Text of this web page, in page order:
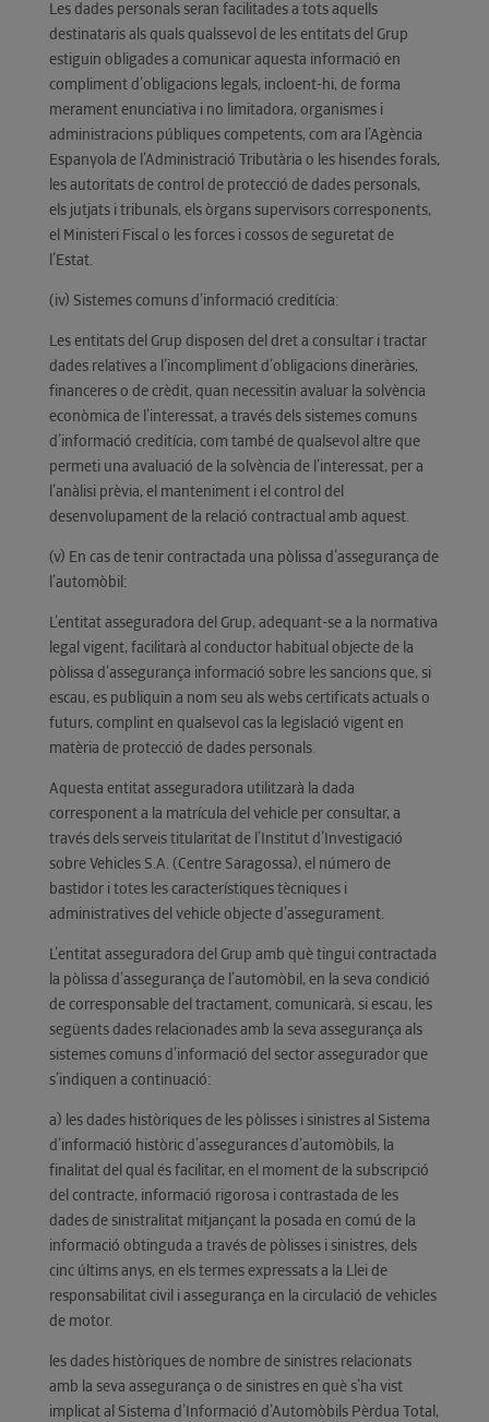
Les dades personals seran facilitades a tots aquells
destinataris als quals qualssevol de les entitats del Grup
estiguin obligades a comunicar aquesta informació en
compliment d’obligacions legals, incloent-hi, de forma
merament enunciativa i no limitadora, organismes i
administracions públiques competents, com ara l’Agència
Espanyola de l’Administració Tributària o les hisendes forals,
les autoritats de control de protecció de dades personals,
els jutjats i tribunals, els òrgans supervisors corresponents,
el Ministeri Fiscal o les forces i cossos de seguretat de
l’Estat.
(iv) Sistemes comuns d’informació creditícia:
Les entitats del Grup disposen del dret a consultar i tractar
dades relatives a l’incompliment d’obligacions dineràries,
financeres o de crèdit, quan necessitin avaluar la solvència
econòmica de l’interessat, a través dels sistemes comuns
d’informació creditícia, com també de qualsevol altre que
permeti una avaluació de la solvència de l’interessat, per a
l’anàlisi prèvia, el manteniment i el control del
desenvolupament de la relació contractual amb aquest.
(v) En cas de tenir contractada una pòlissa d’assegurança de
l’automòbil:
L’entitat asseguradora del Grup, adequant-se a la normativa
legal vigent, facilitarà al conductor habitual objecte de la
pòlissa d’assegurança informació sobre les sancions que, si
escau, es publiquin a nom seu als webs certificats actuals o
futurs, complint en qualsevol cas la legislació vigent en
matèria de protecció de dades personals.
Aquesta entitat asseguradora utilitzarà la dada
corresponent a la matrícula del vehicle per consultar, a
través dels serveis titularitat de l’Institut d’Investigació
sobre Vehicles S.A. (Centre Saragossa), el número de
bastidor i totes les característiques tècniques i
administratives del vehicle objecte d’assegurament.
L’entitat asseguradora del Grup amb què tingui contractada
la pòlissa d’assegurança de l’automòbil, en la seva condició
de corresponsable del tractament, comunicarà, si escau, les
següents dades relacionades amb la seva assegurança als
sistemes comuns d’informació del sector assegurador que
s’indiquen a continuació:
a) les dades històriques de les pòlisses i sinistres al Sistema
d’informació històric d’assegurances d’automòbils, la
finalitat del qual és facilitar, en el moment de la subscripció
del contracte, informació rigorosa i contrastada de les
dades de sinistralitat mitjançant la posada en comú de la
informació obtinguda a través de pòlisses i sinistres, dels
cinc últims anys, en els termes expressats a la Llei de
responsabilitat civil i assegurança en la circulació de vehicles
de motor.
les dades històriques de nombre de sinistres relacionats
amb la seva assegurança o de sinistres en què s’ha vist
implicat al Sistema d’Informació d’Automòbils Pèrdua Total,